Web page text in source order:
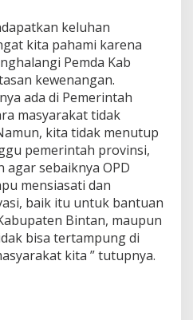
keluhan
kita pahami karena
Pemda Kab
kewenangan.
ada di Pemerintah
masyarakat tidak
kita tidak menutup
pemerintah provinsi,
agar sebaiknya OPD
mensiasati dan
baik itu untuk bantuan
Bintan, maupun
bisa tertampung di
kita ” tutupnya.